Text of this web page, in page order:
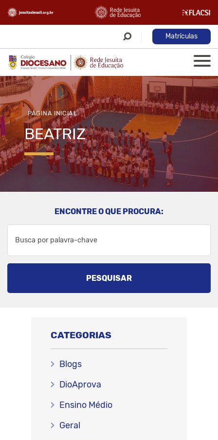
Matrículas
PÁGINA INICIAL
BEATRIZ
ENCONTRE O QUE PROCURA:
PESQUISAR
CATEGORIAS
Blogs
DioAprova
Ensino Médio
Geral